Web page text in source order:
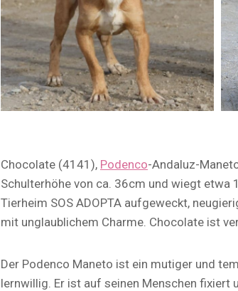
Chocolate (4141), Podenco-Andaluz-
Schulterhöhe von ca. 36cm und wiegt etwa
Tierheim SOS ADOPTA aufgeweckt,
mit unglaublichem Charme. Chocolate ist
Der Podenco Maneto ist ein mutiger und
lernwillig. Er ist auf seinen Menschen fixiert